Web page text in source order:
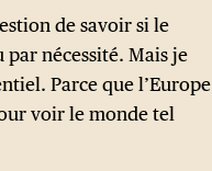
de savoir si le
nécessité. Mais je
Parce que l’Europe
voir le monde tel